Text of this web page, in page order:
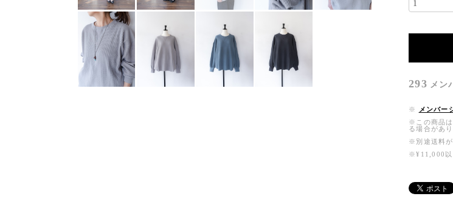
293 メン
※ メンバー
※この商品は
る場合があ
※別途送料が
※¥11,000以